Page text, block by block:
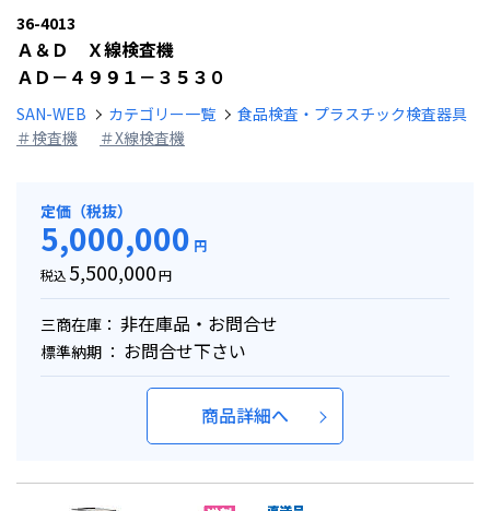
36-4013
Ａ＆Ｄ Ｘ線検査機
ＡＤ－４９９１－３５３０
SAN-WEB カテゴリー一覧
食品検査・プラスチック検査器具
＃検査機
＃X線検査機
定価（税抜）
5,000,000 円
税込 5,500,000円
三商在庫： 非在庫品・お問合せ
標準納期 ： お問合せ下さい
商品詳細へ